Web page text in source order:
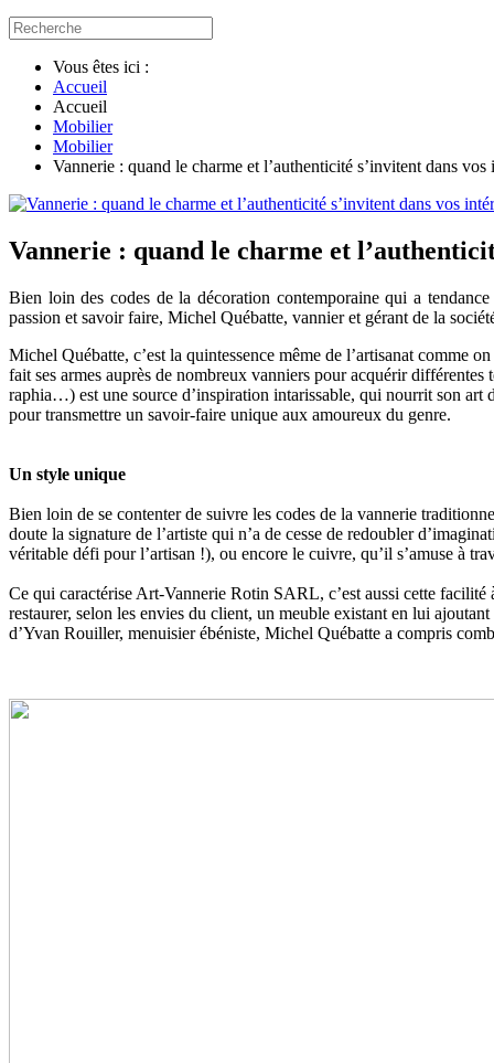
Vous êtes ici :
Accueil
Accueil
Mobilier
Mobilier
Vannerie : quand le charme et l’authenticité s’invitent dans vos
Vannerie : quand le charme et
Bien loin des codes de la décoration contemporaine qui a
passion et savoir faire, Michel Québatte, vannier et gérant de la
Michel Québatte, c’est la quintessence même de l’artisanat comme
fait ses armes auprès de nombreux vanniers pour acquérir
raphia…) est une source d’inspiration intarissable, qui nourrit son art
pour transmettre un savoir-faire unique aux amoureux du genre.
Un style unique
Bien loin de se contenter de suivre les codes de la vannerie
doute la signature de l’artiste qui n’a de cesse de redoubler
véritable défi pour l’artisan !), ou encore le cuivre, qu’il s’amuse à
Ce qui caractérise Art-Vannerie Rotin SARL, c’est aussi cette
restaurer, selon les envies du client, un meuble existant en lui
d’Yvan Rouiller, menuisier ébéniste, Michel Québatte a compris